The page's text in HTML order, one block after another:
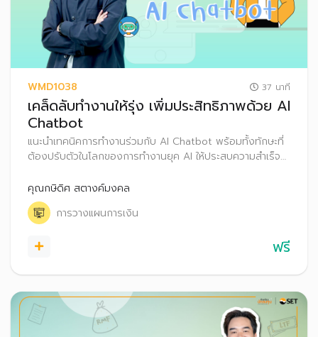
WMD1038 37 นาที
เคล็ดลับทำงานให้รุ่ง เพิ่มประสิทธิภาพด้วย AI
Chatbot
แนะนำเทคนิคการทำงานร่วมกับ AI Chatbot พร้อมทั้งทักษะที่
ต้องปรับตัวในโลกของการทำงานยุค AI ให้ประสบความสำเร็จ
Averaging : DCA)
คุณกษิดิศ สตางค์มงคล
การวางแผนการเงิน
ฟรี